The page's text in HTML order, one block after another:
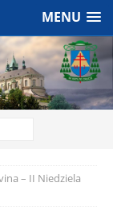
MENU
– II Niedziela